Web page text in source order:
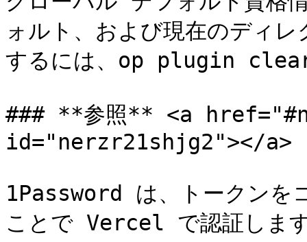
ォルト、および現在のディ
するには、op plugin
### **参照** <a
id="nerzr21shjg2"></a>
1Password は、トークンを
ことで Vercel で認証しま